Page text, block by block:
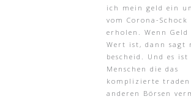
ich mein geld ein
vom Corona-Schock
erholen. Wenn Geld
Wert ist, dann sagt
bescheid. Und es
Menschen die das
komplizierte traden
anderen Börsen